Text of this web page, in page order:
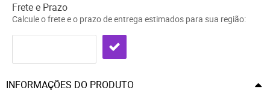
Frete e Prazo
Calcule o frete e o prazo de entrega estimados para sua região:
INFORMAÇÕES DO PRODUTO